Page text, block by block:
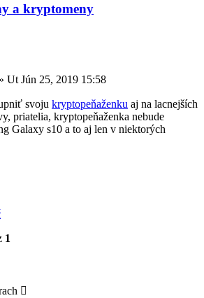
a kryptomeny
» Ut Jún 25, 2019 15:58
svoju kryptopeňaženku aj na lacnejších
priatelia, kryptopeňaženka nebude
Galaxy s10 a to aj len v niektorých
1